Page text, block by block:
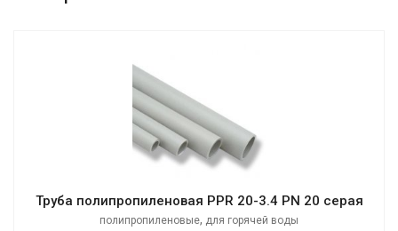
Труба полипропиленовая PPR 20-3.4 PN 20 серая
полипропиленовые, для горячей воды